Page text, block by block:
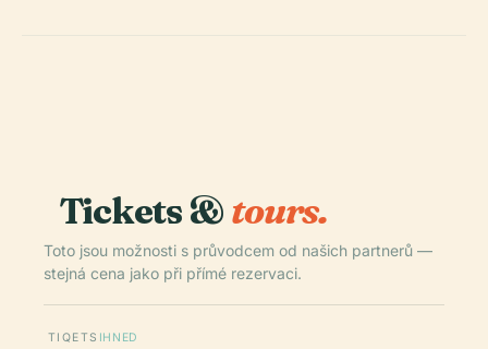
Tickets &tours.
Toto jsou možnosti s průvodcem od našich partnerů —
stejná cena jako při přímé rezervaci.
TIQETS IHNED